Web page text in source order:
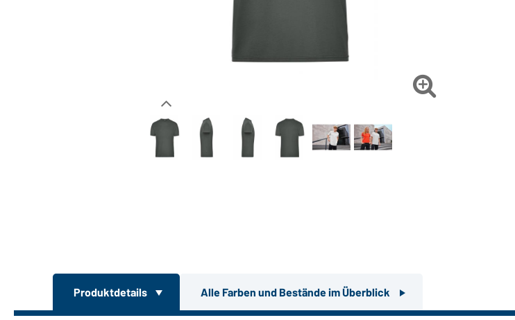

Produktdetails Alle Farben und Bestände im Überblick